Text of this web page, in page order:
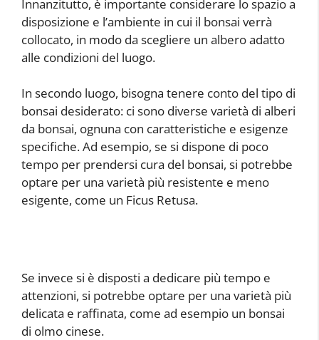
Innanzitutto, è importante considerare lo spazio a
disposizione e l’ambiente in cui il bonsai verrà
collocato, in modo da scegliere un albero adatto
alle condizioni del luogo.
In secondo luogo, bisogna tenere conto del tipo di
bonsai desiderato: ci sono diverse varietà di alberi
da bonsai, ognuna con caratteristiche e esigenze
specifiche. Ad esempio, se si dispone di poco
tempo per prendersi cura del bonsai, si potrebbe
optare per una varietà più resistente e meno
esigente, come un Ficus Retusa.
Se invece si è disposti a dedicare più tempo e
attenzioni, si potrebbe optare per una varietà più
delicata e raffinata, come ad esempio un bonsai
di olmo cinese.